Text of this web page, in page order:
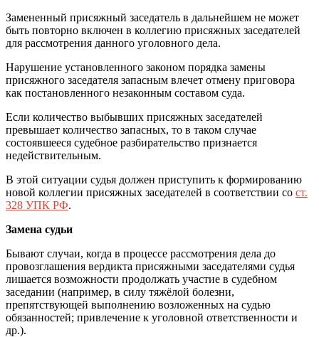
Замененный присяжный заседатель в дальнейшем не может
быть повторно включен в коллегию присяжных заседателей
для рассмотрения данного уголовного дела.
Нарушение установленного законом порядка замены
присяжного заседателя запасным влечет отмену приговора
как постановленного незаконным составом суда.
Если количество выбывших присяжных заседателей
превышает количество запасных, то в таком случае
состоявшееся судебное разбирательство признается
недействительным.
В этой ситуации судья должен приступить к формированию
новой коллегии присяжных заседателей в соответствии со ст.
328 УПК РФ.
Замена судьи
Бывают случаи, когда в процессе рассмотрения дела до
провозглашения вердикта присяжными заседателями судья
лишается возможности продолжать участие в судебном
заседании (например, в силу тяжёлой болезни,
препятствующей выполнению возложенных на судью
обязанностей; привлечение к уголовной ответственности и
др.).